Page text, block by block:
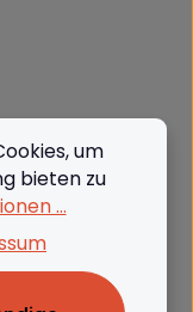
um
bieten zu
...